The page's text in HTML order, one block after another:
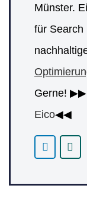
Münster.
für Search
Gerne! ▶▶
Eico◀◀